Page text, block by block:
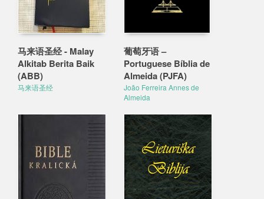
马来语圣经 - Malay
Alkitab Berita Baik
(ABB)
马来语圣经
葡萄牙语 –
Portuguese Bíblia de
Almeida (PJFA)
João Ferreira Annes de
Almeida